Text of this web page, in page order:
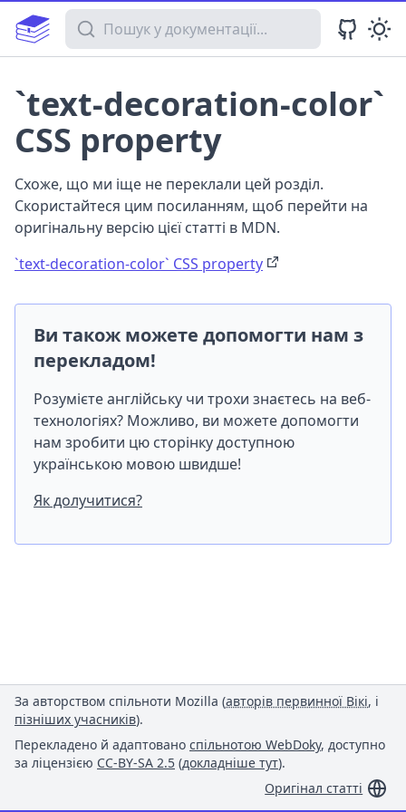
Пошук у документації
`text-decoration-color`
CSS property
Схоже, що ми іще не переклали цей розділ.
Скористайтеся цим посиланням, щоб перейти на
оригінальну версію цієї статті в MDN.
`text-decoration-color` CSS property
Ви також можете допомогти нам з
перекладом!
Розумієте англійську чи трохи знаєтесь на веб-
технологіях? Можливо, ви можете допомогти
нам зробити цю сторінку доступною
українською мовою швидше!
Як долучитися?
За авторством спільноти Mozilla (авторів первинної Вікі, і
пізніших учасників).
Перекладено й адаптовано спільнотою WebDoky, доступно
за ліцензією CC-BY-SA 2.5 (докладніше тут).
Оригінал статті